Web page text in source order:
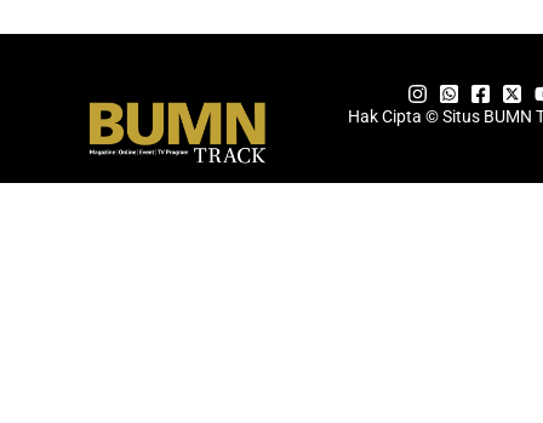
Hak Cipta © Situs BUMN